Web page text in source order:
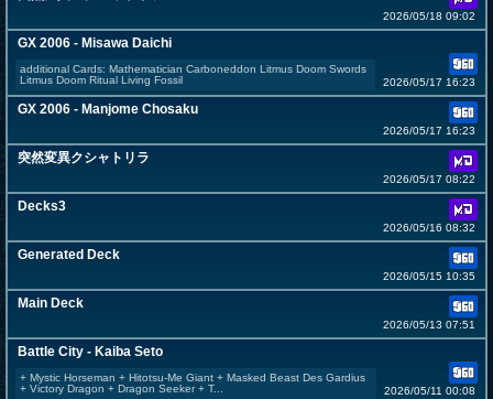
2026/05/18 09:02
GX 2006 - Misawa Daichi
additional Cards: Mathematician Carboneddon Litmus Doom Swords
Litmus Doom Ritual Living Fossil
2026/05/17 16:23
GX 2006 - Manjome Chosaku
2026/05/17 16:23
突然変異クシャトリラ
2026/05/17 08:22
Decks3
2026/05/16 08:32
Generated Deck
2026/05/15 10:35
Main Deck
2026/05/13 07:51
Battle City - Kaiba Seto
+ Mystic Horseman + Hitotsu-Me Giant + Masked Beast Des Gardius
+ Victory Dragon + Dragon Seeker + T...
2026/05/11 00:08